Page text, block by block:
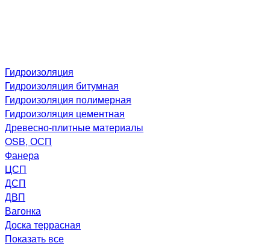
Гидроизоляция
Гидроизоляция битумная
Гидроизоляция полимерная
Гидроизоляция цементная
Древесно-плитные материалы
OSB, ОСП
Фанера
ЦСП
ДСП
ДВП
Вагонка
Доска террасная
Показать все